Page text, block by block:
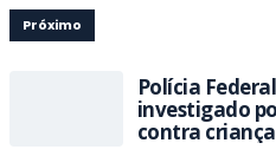
Próximo
Polícia
investigado
contra